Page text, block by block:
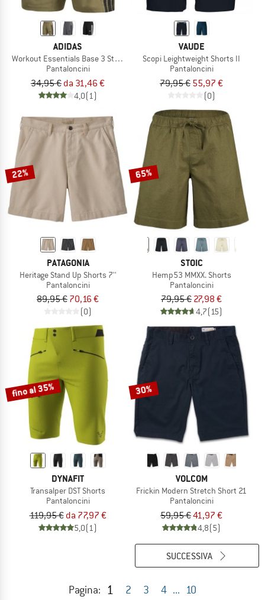
ADIDAS
Workout Essentials Base 3 Stripes Woven Short
Pantaloncini
34,95 € da 31,46 €
4,0(1)
VAUDE
Scopi Leightweight Shorts II
Pantaloncini
79,95 € 55,97 €
(0)
22%
PATAGONIA
Heritage Stand Up Shorts 7''
Pantaloncini
89,95 € 70,16 €
(0)
65%
STOIC
Hemp53 MMXX. Shorts
Pantaloncini
79,95 € 27,98 €
4,7(15)
fino al 35%
DYNAFIT
Transalper DST Shorts
Pantaloncini
119,95 € da 77,97 €
5,0(1)
30%
VOLCOM
Frickin Modern Stretch Short 21
Pantaloncini
59,95 €41,97 €
4,8(5)
Pagina: 1 2 3 4 ... 10
SUCCESSIVA